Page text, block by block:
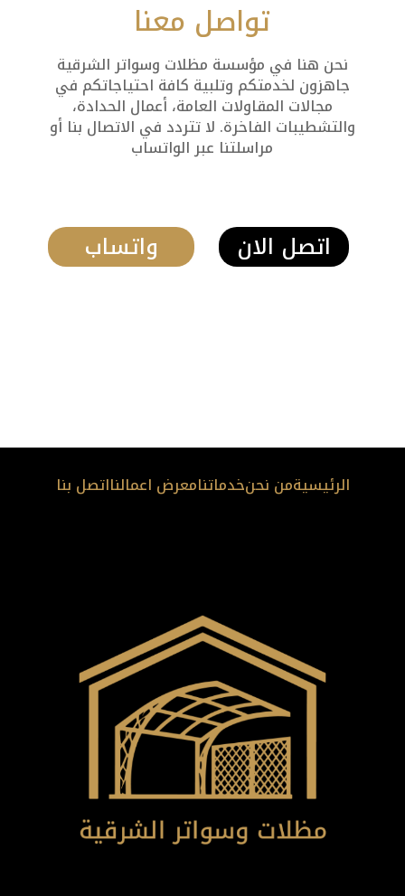
تواصل معنا
نحن هنا في مؤسسة مظلات وسواتر الشرقية
جاهزون لخدمتكم وتلبية كافة احتياجاتكم في
مجالات المقاولات العامة، أعمال الحدادة،
والتشطيبات الفاخرة. لا تتردد في الاتصال بنا أو
مراسلتنا عبر الواتساب
واتساب اتصل الان
الرئيسيةمن نحنخدماتنامعرض اعمالنااتصل بنا